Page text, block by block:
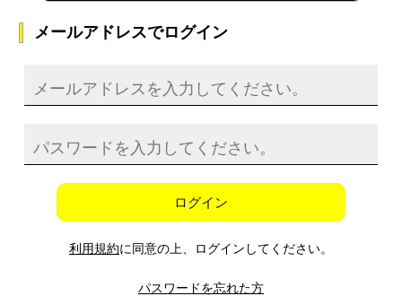
メールアドレスでログイン
ログイン
利用規約に同意の上、ログインしてください。
パスワードを忘れた方